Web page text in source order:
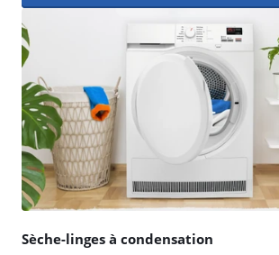
Sèche-linges à condensation